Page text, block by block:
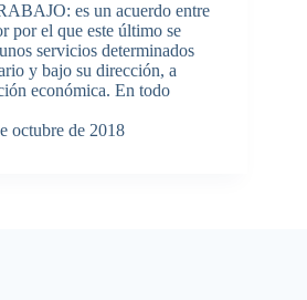
es un acuerdo entre
por el que este último se
servicios determinados
y bajo su dirección, a
económica. En todo
octubre de 2018